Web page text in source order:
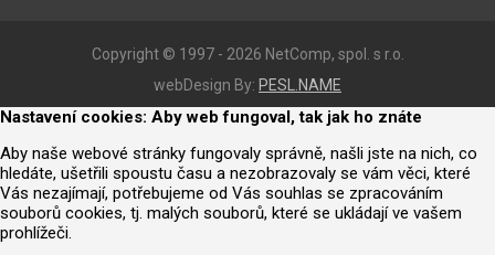
Copyright © 1997 - 2026 NetComp, spol. s r.o.
webDesign By: PESL.NAME
Nastavení cookies: Aby web fungoval, tak jak ho znáte
Aby naše webové stránky fungovaly správně, našli jste na nich, co
hledáte, ušetřili spoustu času a nezobrazovaly se vám věci, které
Vás nezajímají, potřebujeme od Vás souhlas se zpracováním
souborů cookies, tj. malých souborů, které se ukládají ve vašem
prohlížeči.